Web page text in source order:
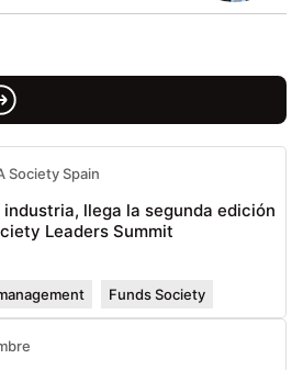
Society Spain
industria, llega la segunda edición
Leaders Summit
Funds Society